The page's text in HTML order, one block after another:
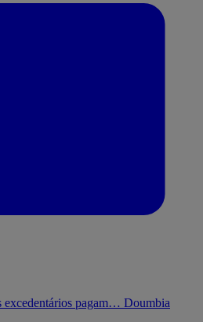
excedentários pagam… Doumbia